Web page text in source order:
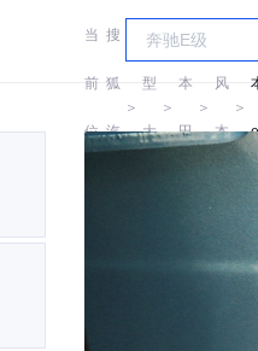
当
前
位
搜
狐
汽
＞
车
型
大
＞
本
田
＞
风
本
＞